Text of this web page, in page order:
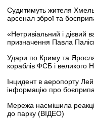
Судитимуть жителя
арсенал зброї та
«Нетривіальний і дієвий
призначення Павла
Удари по Криму та
кораблів ФСБ і великого
Інцидент в аеропорту
інформацію про
Мережа насмішила
до парку (ВІДЕО)